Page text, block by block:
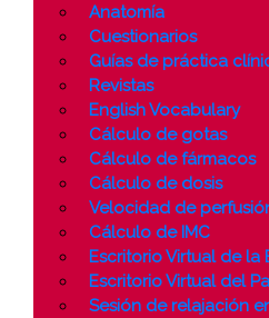
Anatomía
Cuestionarios
Guías de práctica
Revistas
English Vocabulary
Cálculo de gotas
Cálculo de fármacos
Cálculo de dosis
Velocidad de
Cálculo de IMC
Escritorio Virtual de la
Escritorio Virtual del
Sesión de relajación